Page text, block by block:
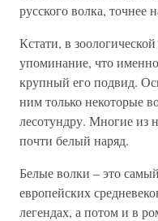
русского волка, точнее
Кстати, в
упоминание, что
крупный его подвид.
ним только некоторые
лесотундру. Многие из
почти белый наряд.
Белые волки – это
европейских
легендах, а потом и в